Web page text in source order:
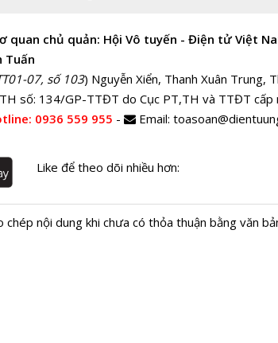
quan chủ quản: Hội Vô tuyến - Điện tử Việt
Tuấn
07, số 103) Nguyễn Xiển, Thanh Xuân Trung,
số: 134/GP-TTĐT do Cục PT,TH và TTĐT
: 0936 559 955 - Email:
Like để theo dõi nhiều hơn:
chép nội dung khi chưa có thỏa thuận bằng văn